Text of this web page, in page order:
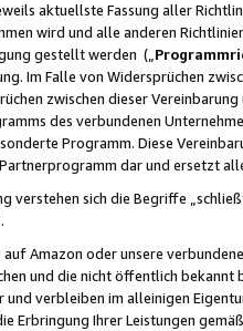
aktuellste Fassung aller
wird und alle anderen
gestellt werden („
Im Falle von Widersprüchen
zwischen dieser
des verbundenen
Programm. Diese
dar und ersetzt
verstehen sich die Begriffe
Amazon oder unsere
und die nicht öffentlich
und verbleiben im alleinigen
Erbringung Ihrer Leistungen